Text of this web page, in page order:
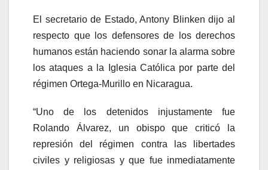
El secretario de Estado, Antony Blinken dijo al
respecto que los defensores de los derechos
humanos están haciendo sonar la alarma sobre
los ataques a la Iglesia Católica por parte del
régimen Ortega-Murillo en Nicaragua.
“Uno de los detenidos injustamente fue
Rolando Álvarez, un obispo que criticó la
represión del régimen contra las libertades
civiles y religiosas y que fue inmediatamente